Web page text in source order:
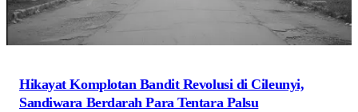
Hikayat Komplotan Bandit Revolusi di Cileunyi,
Sandiwara Berdarah Para Tentara Palsu